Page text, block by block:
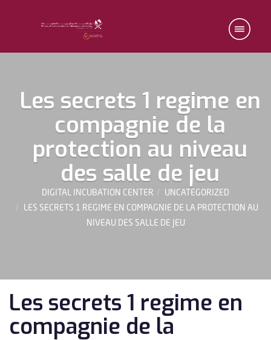
Les secrets 1 regime en
compagnie de la
protection au niveau
des salle de jeu
DIGITAL INCUBATION CENTER
UNCATEGORIZED
LES SECRETS 1 REGIME EN COMPAGNIE DE LA PROTECTION AU
NIVEAU DES SALLE DE JEU
Les secrets 1 regime en
compagnie de la